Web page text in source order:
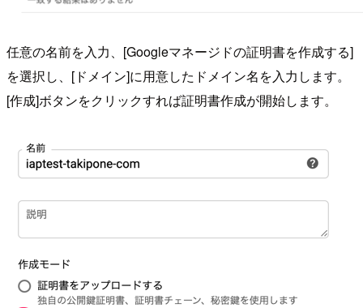
任意の名前を入力、[Googleマネージドの証明書を作成する]
を選択し、[ドメイン]に用意したドメイン名を入力します。
[作成]ボタンをクリックすれば証明書作成が開始します。